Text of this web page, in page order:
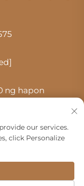
ng hapon
Pagkakapribado
Sa Amin
our services.
click Personalize